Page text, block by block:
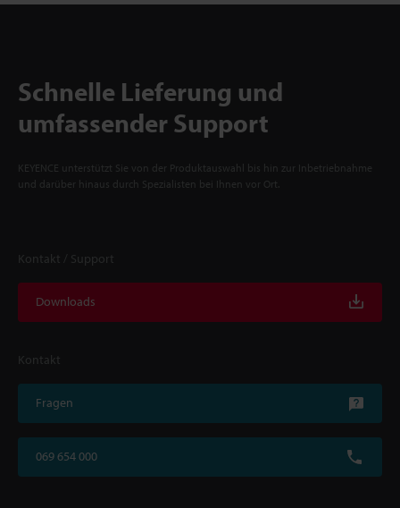
Schnelle Lieferung und
umfassender Support
KEYENCE unterstützt Sie von der Produktauswahl bis hin zur Inbetriebnahme
und darüber hinaus durch Spezialisten bei Ihnen vor Ort.
Kontakt / Support
Downloads
Kontakt
Fragen
069 654 000